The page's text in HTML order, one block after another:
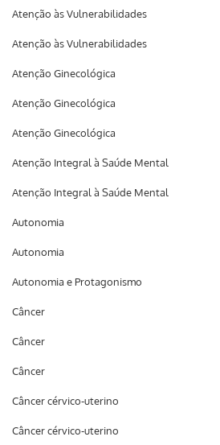
Atenção às Vulnerabilidades
Atenção às Vulnerabilidades
Atenção Ginecológica
Atenção Ginecológica
Atenção Ginecológica
Atenção Integral à Saúde Mental
Atenção Integral à Saúde Mental
Autonomia
Autonomia
Autonomia e Protagonismo
Câncer
Câncer
Câncer
Câncer cérvico-uterino
Câncer cérvico-uterino